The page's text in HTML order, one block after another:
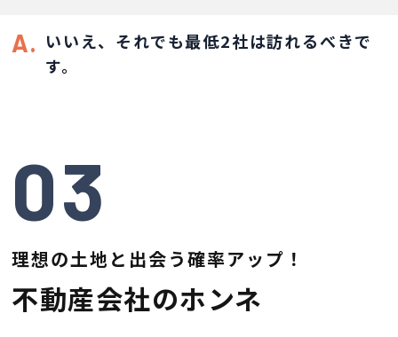
A. いいえ、それでも最低2社は訪れるべきで
す。
03
理想の土地と出会う確率アップ！
不動産会社のホンネ